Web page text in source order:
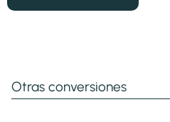
Otras conversiones